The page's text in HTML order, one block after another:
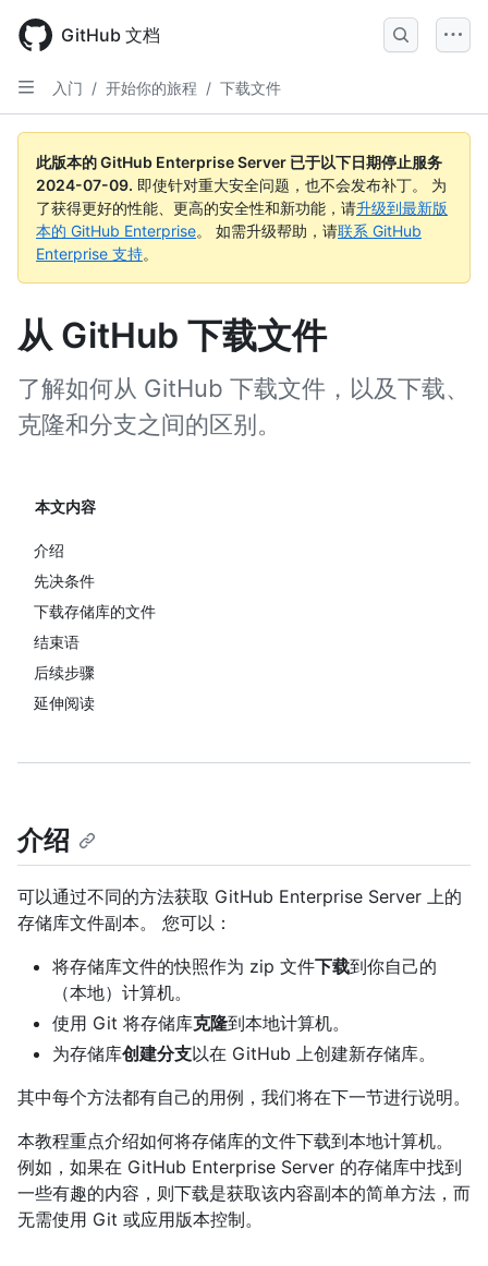
main
content
GitHub 文档
入门 / 开始你的旅程 / 下载文件
此版本的 GitHub Enterprise Server 已于以下日期停止服务
2024-07-09. 即使针对重大安全问题，也不会发布补丁。 为
了获得更好的性能、更高的安全性和新功能，请升级到最新版
本的 GitHub Enterprise。 如需升级帮助，请联系 GitHub
Enterprise 支持。
从 GitHub 下载文件
了解如何从 GitHub 下载文件，以及下载、
克隆和分支之间的区别。
本文内容
介绍
先决条件
下载存储库的文件
结束语
后续步骤
延伸阅读
介绍
可以通过不同的方法获取 GitHub Enterprise Server 上的
存储库文件副本。 您可以：
将存储库文件的快照作为 zip 文件下载到你自己的
（本地）计算机。
使用 Git 将存储库克隆到本地计算机。
为存储库创建分支以在 GitHub 上创建新存储库。
其中每个方法都有自己的用例，我们将在下一节进行说明。
本教程重点介绍如何将存储库的文件下载到本地计算机。
例如，如果在 GitHub Enterprise Server 的存储库中找到
一些有趣的内容，则下载是获取该内容副本的简单方法，而
无需使用 Git 或应用版本控制。